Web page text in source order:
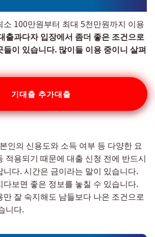
소 100만원부터 최대 5천만원까지 이용
출과다자 입장에서 좀더 좋은 조건으로
이 있습니다. 많이들 이용 중이니 살펴
기대출 추가대출
인의 신용도와 소득 여부 등 다양한 요
적용되기 때문에 대출 신청 전에 반드시
니다. 시간은 금이라는 말이 있습니다.
다보면 좋은 정보를 놓칠 수 있습니다.
잘 숙지해도 남들보다 나은 조건으로
니다.